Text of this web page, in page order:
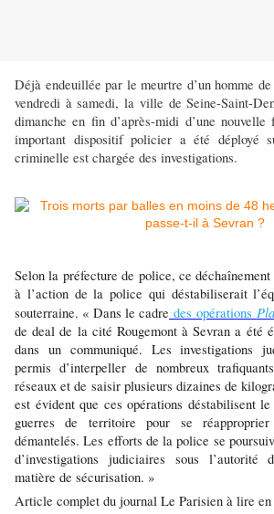
Déjà endeuillée par le meurtre d’un homme
vendredi à samedi, la ville de Seine-Saint-
dimanche en fin d’après-midi d’une
important dispositif policier a été déployé
criminelle est chargée des investigations.
Selon la préfecture de police, ce
à l’action de la police qui déstabiliserait
souterraine. « Dans le cadre des opérations
de deal de la cité Rougemont à Sevran a été
dans un communiqué. Les investigations
permis d’interpeller de nombreux
réseaux et de saisir plusieurs dizaines de
est évident que ces opérations déstabilisent
guerres de territoire pour se
démantelés. Les efforts de la police se
d’investigations judiciaires sous
matière de sécurisation. »
Article complet du journal Le Parisien à lire